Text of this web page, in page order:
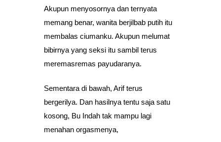
Akupun menyosornya dan ternyata
memang benar, wanita berjilbab putih itu
membalas ciumanku. Akupun melumat
bibirnya yang seksi itu sambil terus
meremasremas payudaranya.
Sementara di bawah, Arif terus
bergerilya. Dan hasilnya tentu saja satu
kosong, Bu Indah tak mampu lagi
menahan orgasmenya,